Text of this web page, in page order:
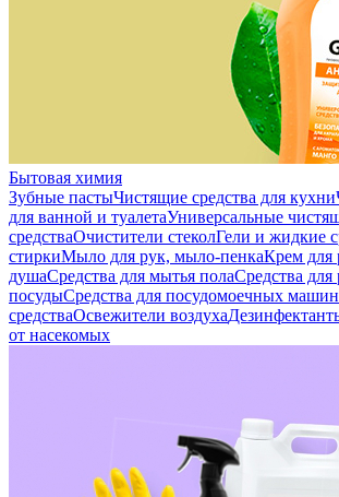
Бытовая химия
Зубные пастыЧистящие средства для кухни
для ванной и туалетаУниверсальные
средстваОчистители стеколГели и жидкие
стиркиМыло для рук, мыло-пенкаКрем для
душаСредства для мытья полаСредства
посудыСредства для посудомоечных машин
средстваОсвежители воздуха
от насекомых